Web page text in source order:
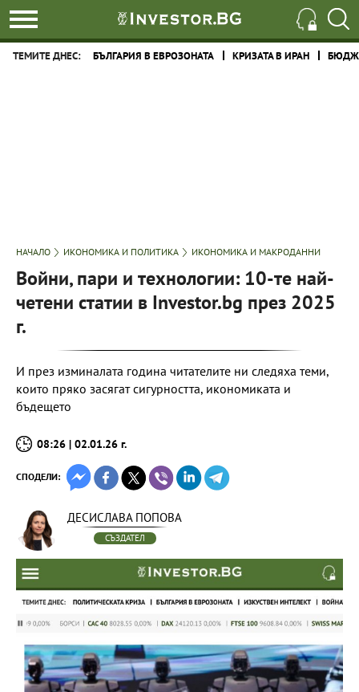
ТЕМИТЕ ДНЕС: БЪЛГАРИЯ В ЕВРОЗОНАТА КРИЗАТА В ИРАН
НАЧАЛО ИКОНОМИКА И ПОЛИТИКА ИКОНОМИКА И МАКРОДАННИ
Войни, пари и технологии: 10-те най-
четени статии в Investor.bg през 2025
г.
И през изминалата година читателите ни следяха теми,
които пряко засягат сигурността, икономиката и
бъдещето
08:26 | 02.01.26 г.
СПОДЕЛИ:
ДЕСИСЛАВА ПОПОВА
СЪЗДАТЕЛ